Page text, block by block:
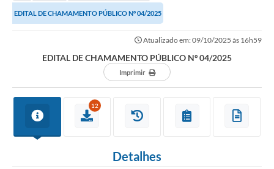
EDITAL DE CHAMAMENTO PÚBLICO Nº 04/2025
Atualizado em: 09/10/2025 às 16h59
EDITAL DE CHAMAMENTO PÚBLICO Nº 04/2025
Imprimir
12
Detalhes